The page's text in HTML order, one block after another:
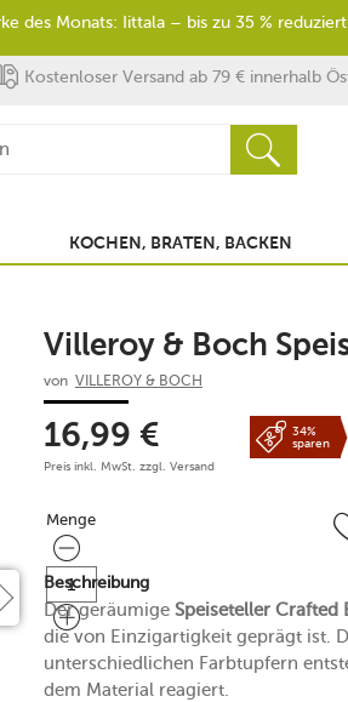
Kostenloser Versand ab 79 € innerhalb
KOCHEN, BRATEN, BACKEN
Villeroy & Boch
von VILLEROY & BOCH
16,99 €
Preis inkl. MwSt. zzgl. Versand
34%
sparen
Menge
Menge
Beschreibung
Der geräumige Speiseteller Crafted
die von Einzigartigkeit geprägt ist.
unterschiedlichen Farbtupfern
dem Material reagiert.
des Monats: Iittala – bis zu 35 %